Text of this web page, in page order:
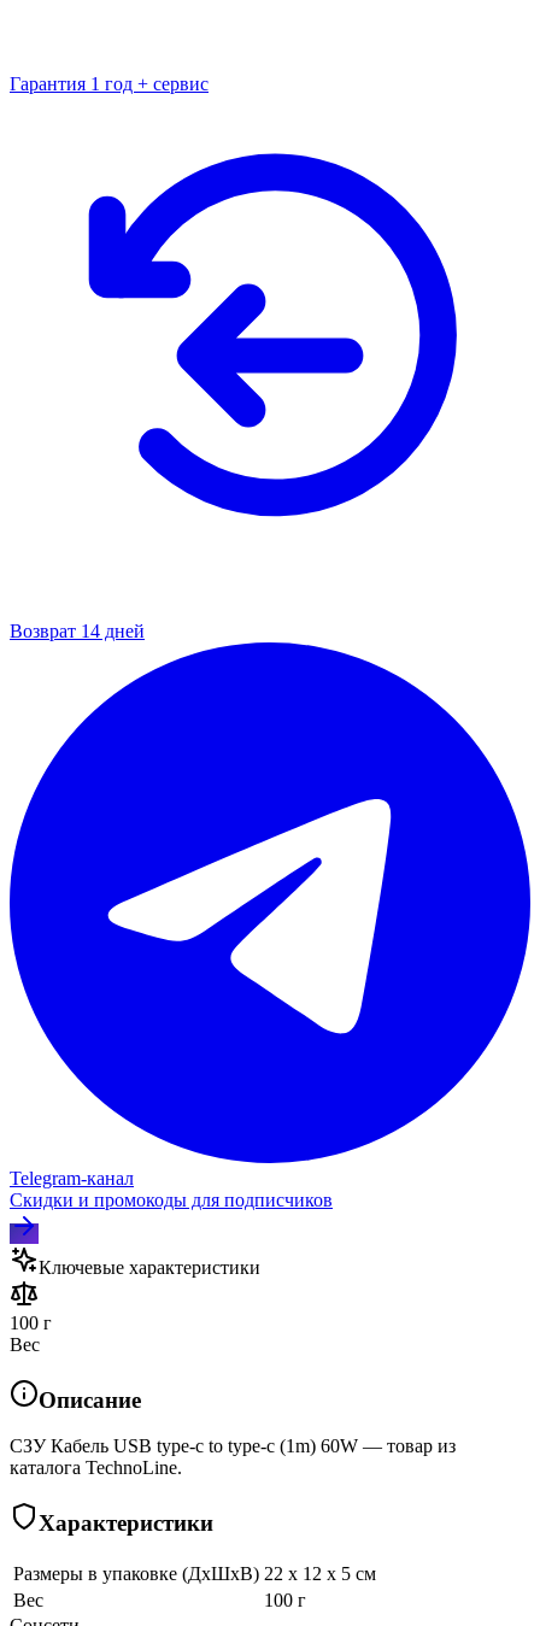
Гарантия 1 год + сервис
Возврат 14 дней
Telegram‑канал
Скидки и промокоды для подписчиков
Ключевые характеристики
100 г
Вес
Описание
СЗУ Кабель USB type-c to type-c (1m) 60W — товар из
каталога TechnoLine.
Характеристики
Размеры в упаковке (ДхШхВ) 22 x 12 x 5 см
Вес
100 г